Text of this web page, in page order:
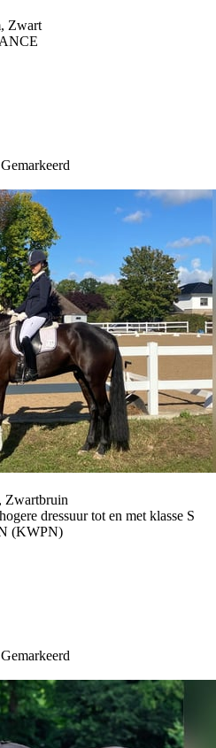
Zwart
Gemarkeerd
Zwartbruin
dressuur tot en met klasse S
(KWPN)
Gemarkeerd